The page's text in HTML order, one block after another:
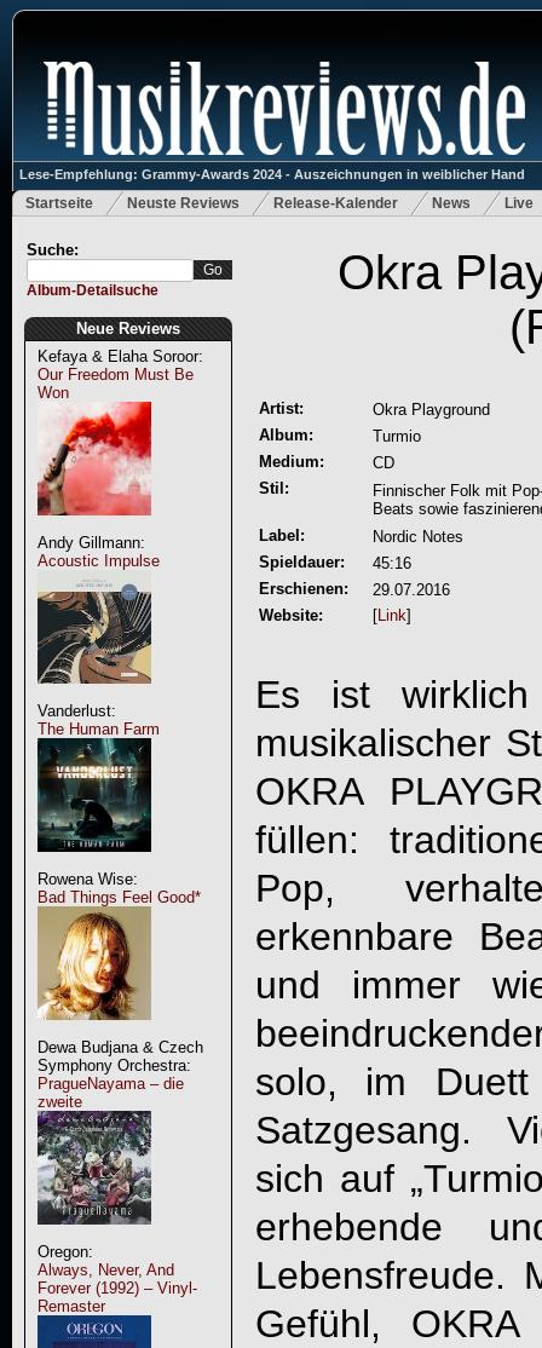
Lese-Empfehlung: Grammy-Awards 2024 - Auszeichnungen in weiblicher Hand
Startseite Neuste Reviews Release-Kalender News Live
Suche:
Album-Detailsuche
Neue Reviews
Kefaya & Elaha Soroor:
Our Freedom Must Be
Won
Andy Gillmann:
Acoustic Impulse
Vanderlust:
The Human Farm
Rowena Wise:
Bad Things Feel Good*
Dewa Budjana & Czech
Symphony Orchestra:
PragueNayama – die
zweite
Oregon:
Always, Never, And
Forever (1992) – Vinyl-
Remaster
Okra
Artist:
Okra Playground
Album:
Turmio
Medium:
CD
Stil:
Finnischer Folk mit
Beats sowie
Label:
Nordic Notes
Spieldauer:
45:16
Erschienen:
29.07.2016
Website:
[Link]
Es ist
musikalischer
OKRA
füllen:
Pop,
erkennbare
und immer
solo, im
Satzgesang.
sich auf „
erhebende
Lebensfreude.
Gefühl, OKRA